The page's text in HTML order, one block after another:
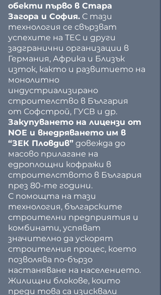
обекти първо в Стара
Загора и София. С тази
технология се свързват
успехите на ТЕС и други
задгранични организации в
Германия, Африка и Близък
изток, както и развитието на
монолитно
индустриализирано
строителство в България
от Софстрой, ГУСВ и др.
Закупуването на лицензи от
NOE и внедряването им в
“ЗЕК Пловдив” довежда до
масово прилагане на
едроплощни кофражи в
строителството в България
през 80-те години.
С помощта на тази
технология, българските
строителни предприятия и
комбинати, успяват
значително да ускорят
строителния процес, което
позволява по-бързо
настаняване на населението.
Жилищни блокове, които
преди това са изисквали